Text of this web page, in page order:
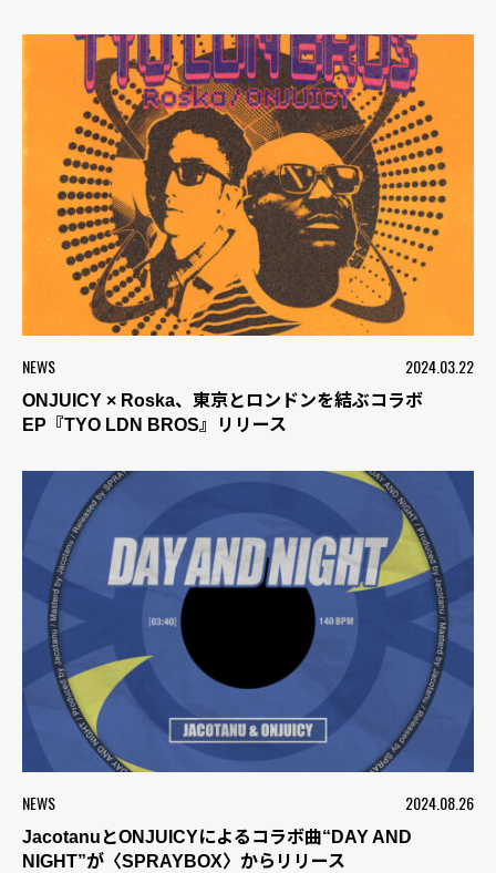
NEWS 2024.03.22
ONJUICY × Roska、東京とロンドンを結ぶコラボ
EP『TYO LDN BROS』リリース
NEWS 2024.08.26
JacotanuとONJUICYによるコラボ曲“DAY AND
NIGHT”が〈SPRAYBOX〉からリリース